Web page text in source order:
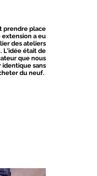
prendre place
extension a eu
des ateliers
L'idée était de
que nous
identique sans
du neuf.